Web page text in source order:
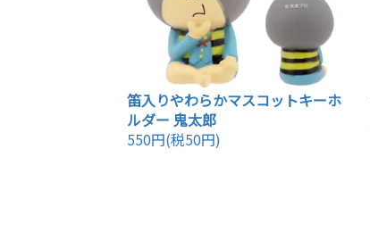
笛入りやわらかマスコットキーホ
ルダー 鬼太郎
550円(税50円)